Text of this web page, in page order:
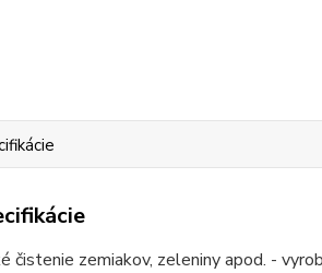
čistenie zemiakov, zeleniny apod. -